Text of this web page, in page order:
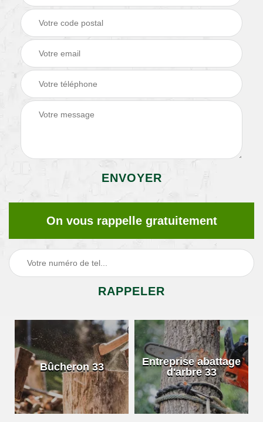
On vous rappelle gratuitement
Bûcheron 33
Entreprise abattage
d'arbre 33